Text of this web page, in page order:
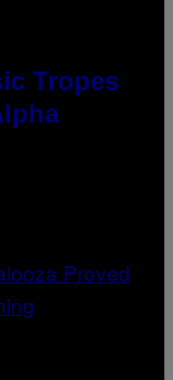
Tropes